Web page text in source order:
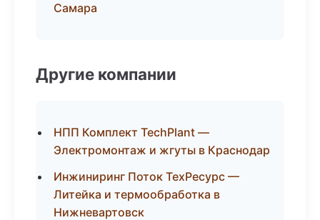
Самара
Другие компании
НПП Комплект TechPlant —
Электромонтаж и жгуты в Краснодар
Инжиниринг Поток ТехРесурс —
Литейка и термообработка в
Нижневартовск